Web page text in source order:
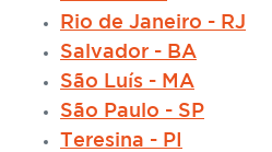
Rio de Janeiro - RJ
Salvador - BA
São Luís - MA
São Paulo - SP
Teresina - PI